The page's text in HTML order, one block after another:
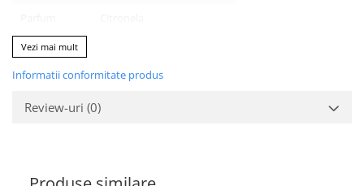
Culoare
Cantitate
1 l
Vezi mai mult
Informatii conformitate produs
Review-uri (0)